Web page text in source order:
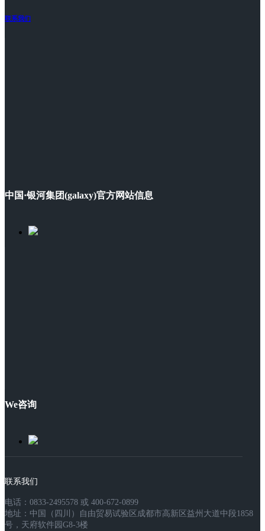
联系我们
中国·银河集团(galaxy)官方网站信息
We咨询
联系我们
电话：0833-2495578 或 400-672-0899
地址：中国（四川）自由贸易试验区成都市高新区益州大道中段1858
号，天府软件园G8-3楼